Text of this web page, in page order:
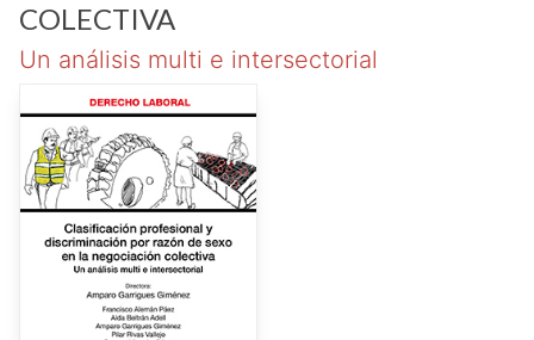
COLECTIVA
Un análisis multi e intersectorial